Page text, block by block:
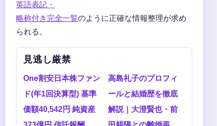
英語表記・
略称付き完全一覧のように正確な情報整理が求め
られる。
見逃し厳禁
One割安日本株ファン
ド(年1回決算型) 基準
価額40,542円 純資産
高島礼子のプロフィ
ールと結婚歴を徹底
解説｜大澄賢也・前